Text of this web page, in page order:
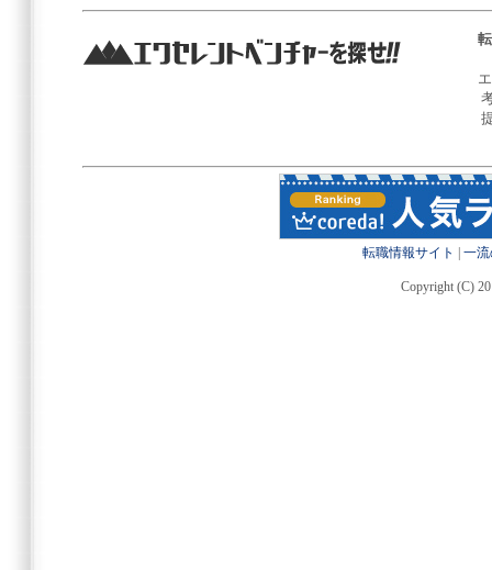
転職情報サイト 一
Copyright (C)